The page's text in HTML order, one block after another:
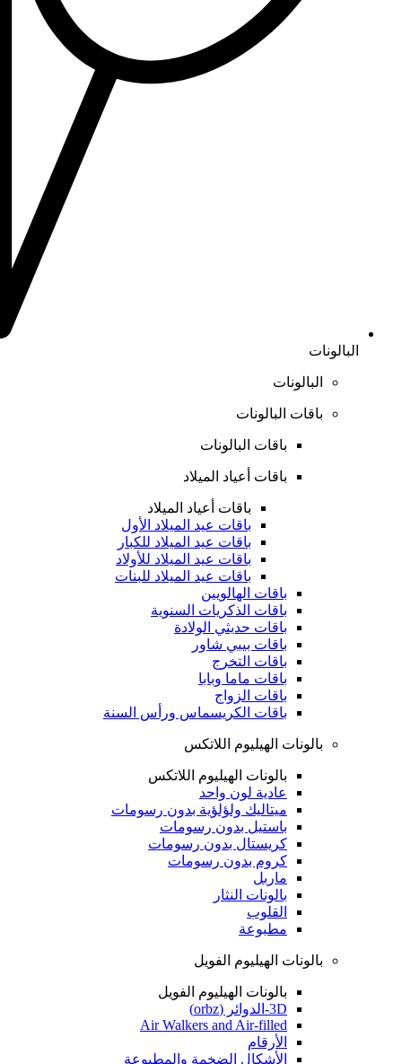
البالونات
البالونات
باقات البالونات
باقات البالونات
باقات أعياد الميلاد
باقات أعياد الميلاد
باقات عيد الميلاد الأول
باقات عيد الميلاد للكبار
باقات عيد الميلاد للأولاد
باقات عيد الميلاد للبنات
باقات الهالويين
باقات الذكريات السنوية
باقات حديثي الولادة
باقات بيبي شاور
باقات التخرج
باقات ماما وبابا
باقات الزواج
باقات الكريسماس ورأس السنة
بالونات الهيليوم اللاتكس
بالونات الهيليوم اللاتكس
عادية لون واحد
ميتاليك ولؤلؤية بدون رسومات
باستيل بدون رسومات
كريستال بدون رسومات
كروم بدون رسومات
ماربل
بالونات النثار
القلوب
مطبوعة
بالونات الهيليوم الفويل
بالونات الهيليوم الفويل
3D-الدوائر (orbz)
Air Walkers and Air-filled
الأرقام
الأشكال الضخمة والمطبوعة